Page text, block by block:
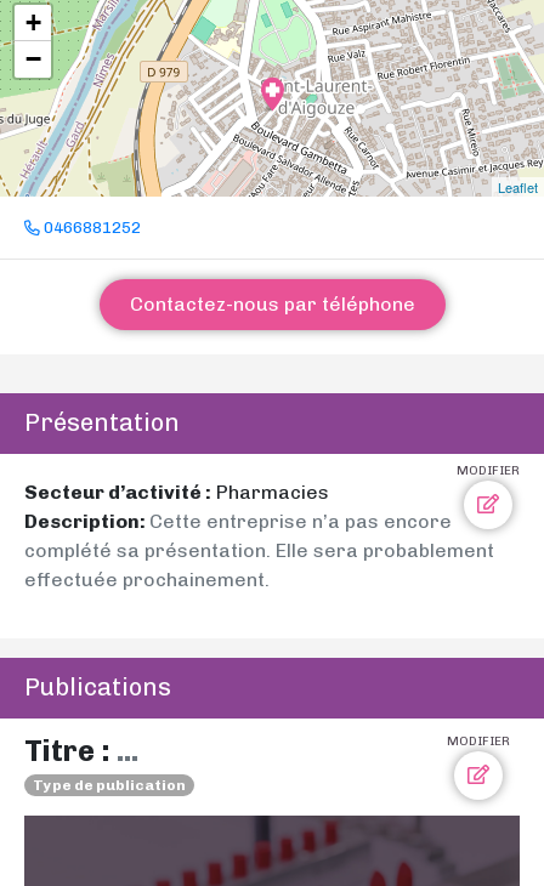
+
−
Leaflet
0466881252
Contactez-nous par téléphone
Présentation
MODIFIER
Secteur d’activité : Pharmacies
Description: Cette entreprise n’a pas encore
complété sa présentation. Elle sera probablement
effectuée prochainement.
Publications
MODIFIER
Titre : ...
Type de publication